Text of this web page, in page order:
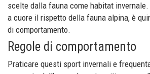
scelte dalla fauna come habitat
a cuore il rispetto della fauna alpina, è
di comportamento.
Regole di comportamento
Praticare questi sport invernali e